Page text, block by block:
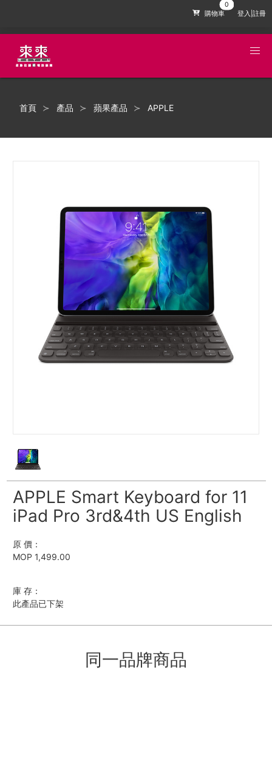
購物車 登入|註冊
首頁 產品 蘋果產品 APPLE
APPLE Smart Keyboard for 11
iPad Pro 3rd&4th US English
原 價：
MOP 1,499.00
庫 存：
此產品已下架
同一品牌商品